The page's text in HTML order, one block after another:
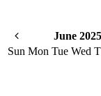
June 2025
Sun Mon Tue Wed